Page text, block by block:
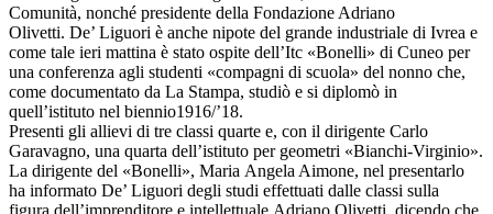
Comunità, nonché presidente della Fondazione Adriano
Olivetti. De’ Liguori è anche nipote del grande industriale di Ivrea e
come tale ieri mattina è stato ospite dell’Itc «Bonelli» di Cuneo per
una conferenza agli studenti «compagni di scuola» del nonno che,
come documentato da La Stampa, studiò e si diplomò in
quell’istituto nel biennio1916/’18.
Presenti gli allievi di tre classi quarte e, con il dirigente Carlo
Garavagno, una quarta dell’istituto per geometri «Bianchi-Virginio».
La dirigente del «Bonelli», Maria Angela Aimone, nel presentarlo
ha informato De’ Liguori degli studi effettuati dalle classi sulla